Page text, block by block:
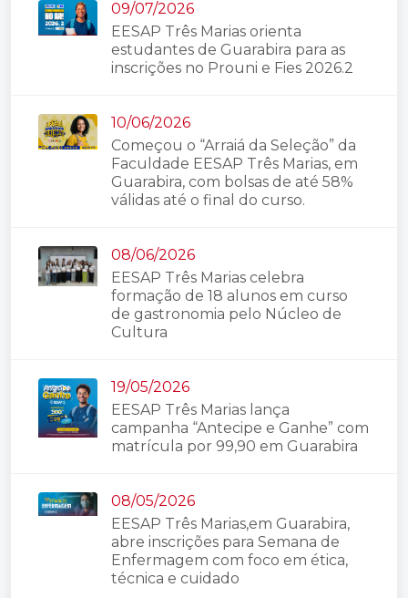
09/07/2026
EESAP Três Marias orienta
estudantes de Guarabira para as
inscrições no Prouni e Fies 2026.2
10/06/2026
Começou o “Arraiá da Seleção” da
Faculdade EESAP Três Marias, em
Guarabira, com bolsas de até 58%
válidas até o final do curso.
08/06/2026
EESAP Três Marias celebra
formação de 18 alunos em curso
de gastronomia pelo Núcleo de
Cultura
19/05/2026
EESAP Três Marias lança
campanha “Antecipe e Ganhe” com
matrícula por 99,90 em Guarabira
08/05/2026
EESAP Três Marias,em Guarabira,
abre inscrições para Semana de
Enfermagem com foco em ética,
técnica e cuidado